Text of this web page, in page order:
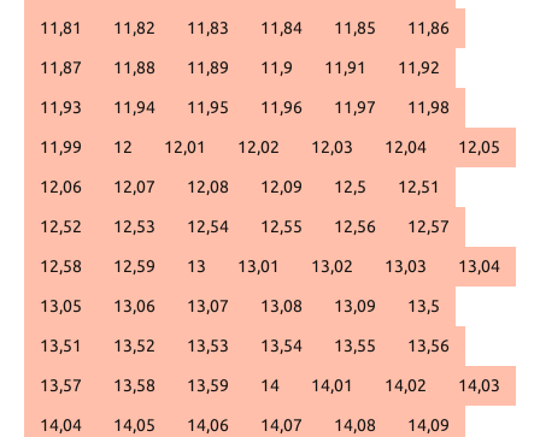
11,81 11,82 11,83 11,84 11,85 11,86
11,87 11,88 11,89 11,9 11,91 11,92
11,93 11,94 11,95 11,96 11,97 11,98
11,99 12 12,01 12,02 12,03 12,04 12,05
12,06 12,07 12,08 12,09 12,5 12,51
12,52 12,53 12,54 12,55 12,56 12,57
12,58 12,59 13 13,01 13,02 13,03 13,04
13,05 13,06 13,07 13,08 13,09 13,5
13,51 13,52 13,53 13,54 13,55 13,56
13,57 13,58 13,59 14 14,01 14,02 14,03
14,04 14,05 14,06 14,07 14,08 14,09